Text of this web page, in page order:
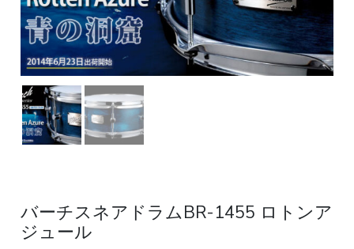
バーチスネアドラムBR-1455 ロトンア
ジュール